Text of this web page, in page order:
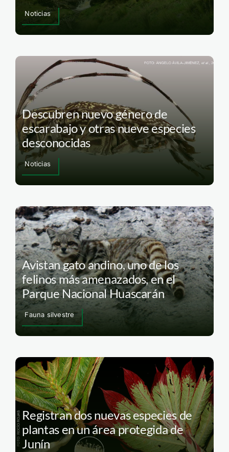
Noticias
Descubren nuevo género de
escarabajo y otras nueve especies
desconocidas
Noticias
Avistan gato andino, uno de los
felinos más amenazados, en el
Parque Nacional Huascarán
Fauna silvestre
Registran dos nuevas especies de
plantas en un área protegida de
Junín